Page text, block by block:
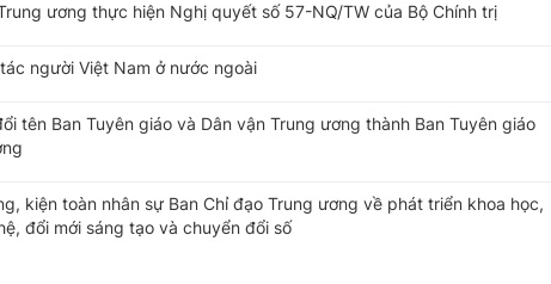
ương thực hiện Nghị quyết số 57-NQ/TW của Bộ Chính trị
người Việt Nam ở nước ngoài
tên Ban Tuyên giáo và Dân vận Trung ương thành Ban Tuyên giáo
kiện toàn nhân sự Ban Chỉ đạo Trung ương về phát triển khoa học,
đổi mới sáng tạo và chuyển đổi số